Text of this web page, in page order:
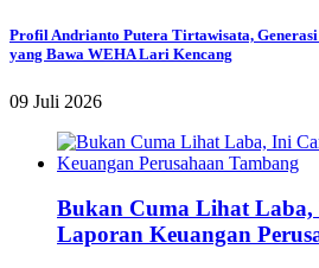
Profil Andrianto Putera Tirtawisata,
yang Bawa WEHA Lari Kencang
09 Juli 2026
Bukan Cuma Lihat Laba,
Laporan Keuangan